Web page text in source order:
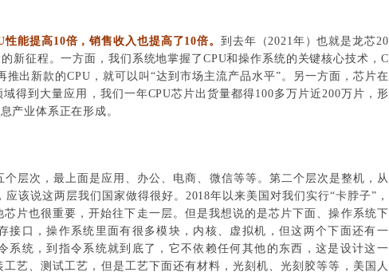
能提高10倍，销售收入也提高了10倍。 到去年（2021年）也就是龙芯20
新征程。一方面，我们系统地掌握了CPU和操作系统的关键核心技术，C
出新款的CPU，就可以叫“达到市场主流产品水平”。另一方面，芯片在
得到大量应用，我们一年CPU芯片出货量都得100多万片近200万片，形
产业体系正在形成。
层次，最上面是应用、办公、电商、微信等等。第二个层次是整机，从
该说这两层我们国家做得很好。2018年以来美国对我们实行“卡脖子”，
片也很重要，开始往下走一层。但是我想说的是芯片下面、操作系统下
接口，操作系统里面有很多模块，内核、虚拟机，但这两个下面还有一
系统，到指令系统就到底了，它不依赖任何其他的东西，这是设计这一
艺、测试工艺，但是工艺下面还有材料，光刻机、光刻胶等等，美国人